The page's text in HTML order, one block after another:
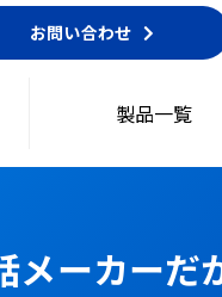
お問い合わせ
製品一覧
メーカーだ